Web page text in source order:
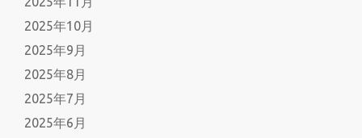
2025年10月
2025年9月
2025年8月
2025年7月
2025年6月